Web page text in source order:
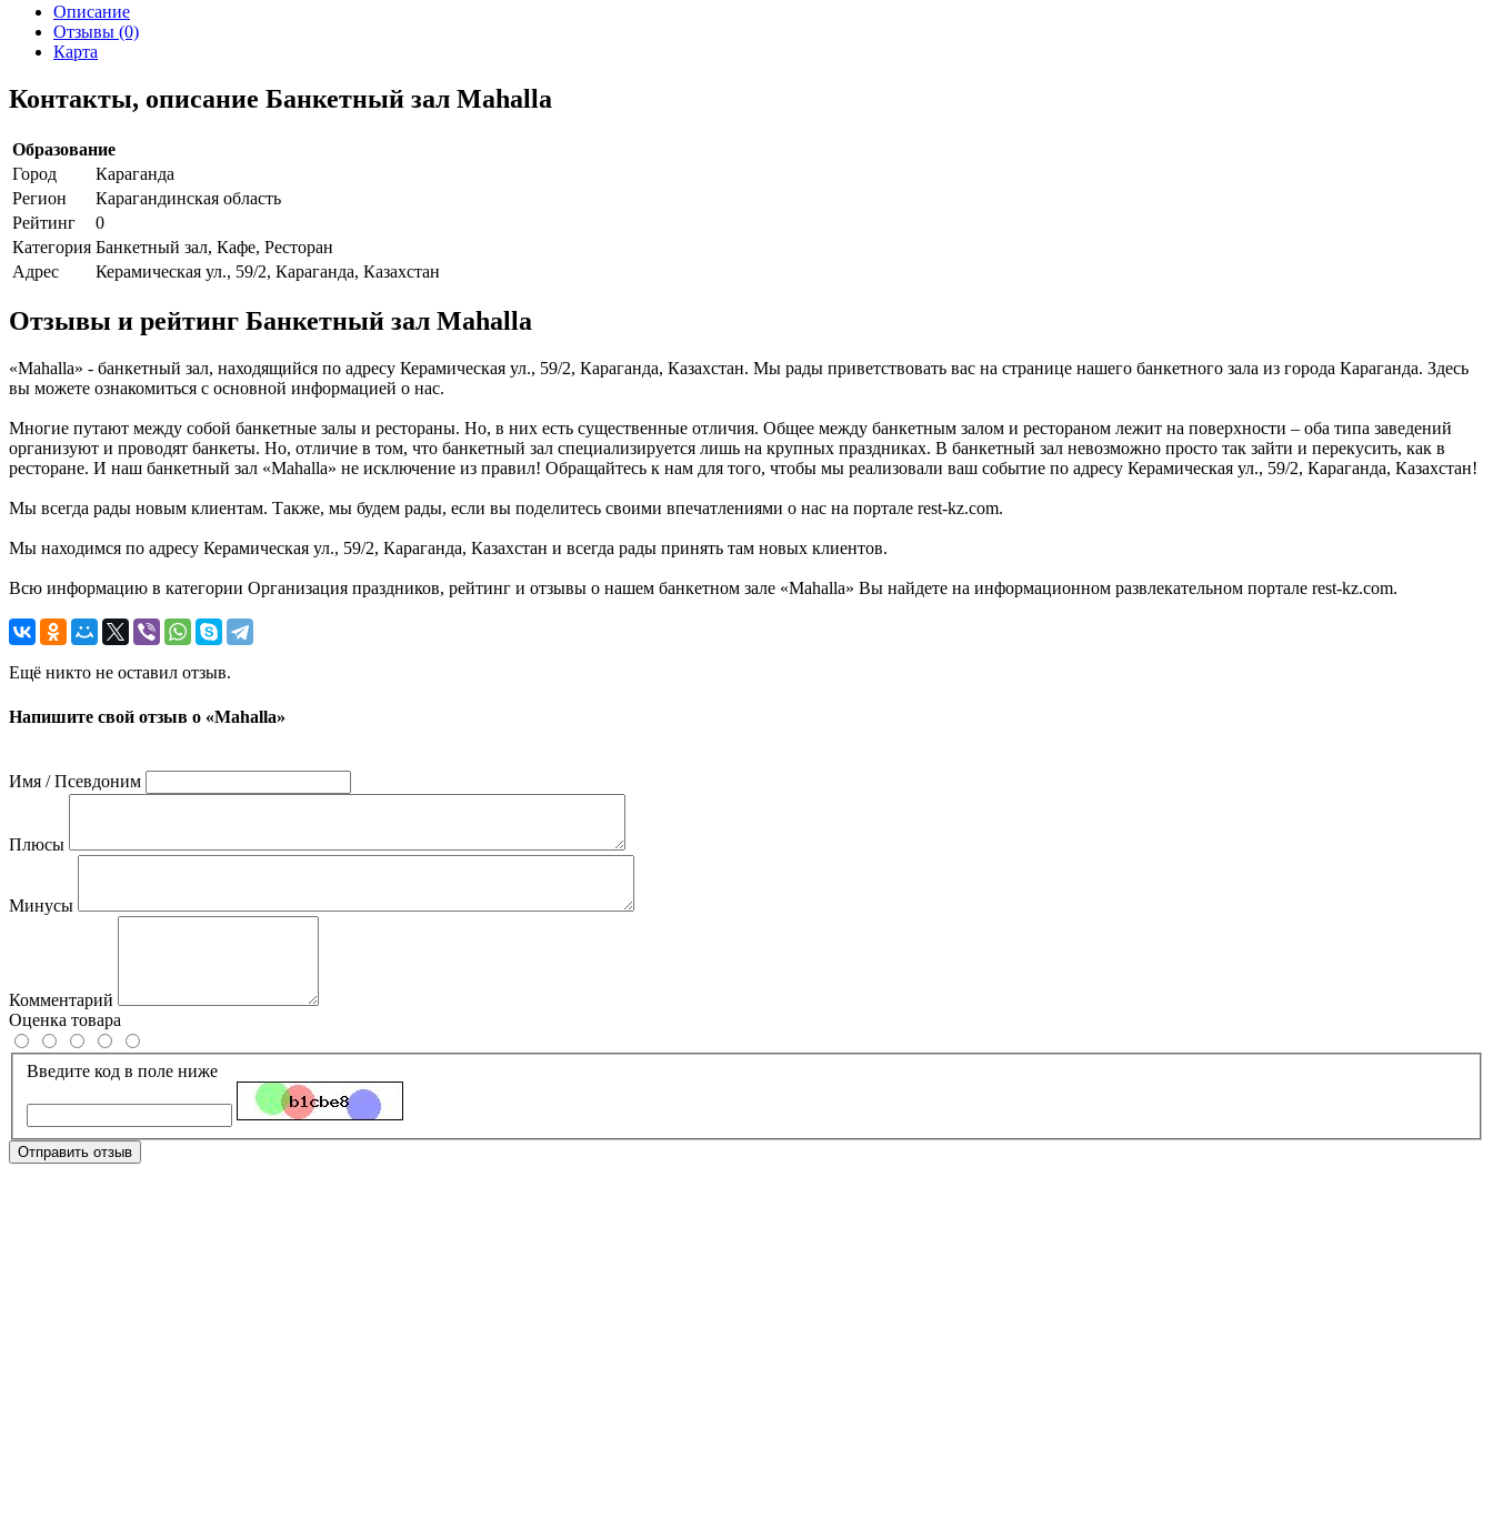
Описание
Отзывы (0)
Карта
Контакты, описание Банкетный зал Mahalla
Образование
Город
Караганда
Регион
Карагандинская область
Рейтинг
0
Категория Банкетный зал, Кафе, Ресторан
Адрес
Керамическая ул., 59/2, Караганда, Казахстан
Отзывы и рейтинг Банкетный зал Mahalla
«Mahalla» - банкетный зал, находящийся по адресу Керамическая ул., 59/2, Караганда, Казахстан. Мы рады приветствовать вас на странице нашего банкетного зала из города Караганда. Здесь
вы можете ознакомиться с основной информацией о нас.
Многие путают между собой банкетные залы и рестораны. Но, в них есть существенные отличия. Общее между банкетным залом и рестораном лежит на поверхности – оба типа заведений
организуют и проводят банкеты. Но, отличие в том, что банкетный зал специализируется лишь на крупных праздниках. В банкетный зал невозможно просто так зайти и перекусить, как в
ресторане. И наш банкетный зал «Mahalla» не исключение из правил! Обращайтесь к нам для того, чтобы мы реализовали ваш событие по адресу Керамическая ул., 59/2, Караганда, Казахстан!
Мы всегда рады новым клиентам. Также, мы будем рады, если вы поделитесь своими впечатлениями о нас на портале rest-kz.com.
Мы находимся по адресу Керамическая ул., 59/2, Караганда, Казахстан и всегда рады принять там новых клиентов.
Всю информацию в категории Организация праздников, рейтинг и отзывы о нашем банкетном зале «Mahalla» Вы найдете на информационном развлекательном портале rest-kz.com.
Ещё никто не оставил отзыв.
Напишите свой отзыв о «Mahalla»
Имя / Псевдоним
Плюсы
Минусы
Комментарий
Оценка товара
Введите код в поле ниже
Отправить отзыв